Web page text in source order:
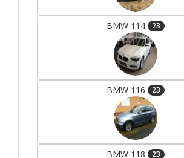
BMW 114 23
BMW 116 23
BMW 118 23